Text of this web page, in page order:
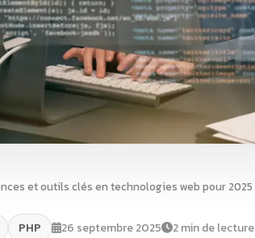
et outils clés en technologies web pour 2025
PHP 26 septembre 2025 2 min de lecture